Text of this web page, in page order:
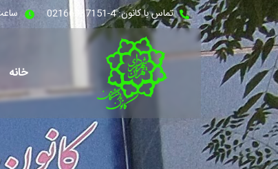
تماس با کانون: 4-02166387151 ساعت
خانه